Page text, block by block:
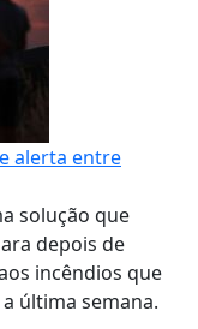
alerta entre
solução que
depois de
incêndios que
última semana.